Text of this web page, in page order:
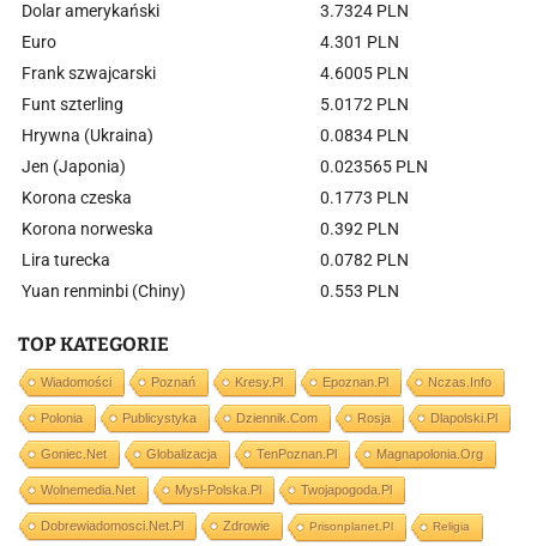
Dolar amerykański
3.7324 PLN
Euro
4.301 PLN
Frank szwajcarski
4.6005 PLN
Funt szterling
5.0172 PLN
Hrywna (Ukraina)
0.0834 PLN
Jen (Japonia)
0.023565 PLN
Korona czeska
0.1773 PLN
Korona norweska
0.392 PLN
Lira turecka
0.0782 PLN
Yuan renminbi (Chiny)
0.553 PLN
TOP KATEGORIE
Wiadomości Poznań Kresy.pl Epoznan.pl Nczas.info
Polonia Publicystyka Dziennik.com Rosja Dlapolski.pl
Goniec.net Globalizacja TenPoznan.pl Magnapolonia.org
Wolnemedia.net Mysl-Polska.pl Twojapogoda.pl
Dobrewiadomosci.net.pl Zdrowie Prisonplanet.pl Religia